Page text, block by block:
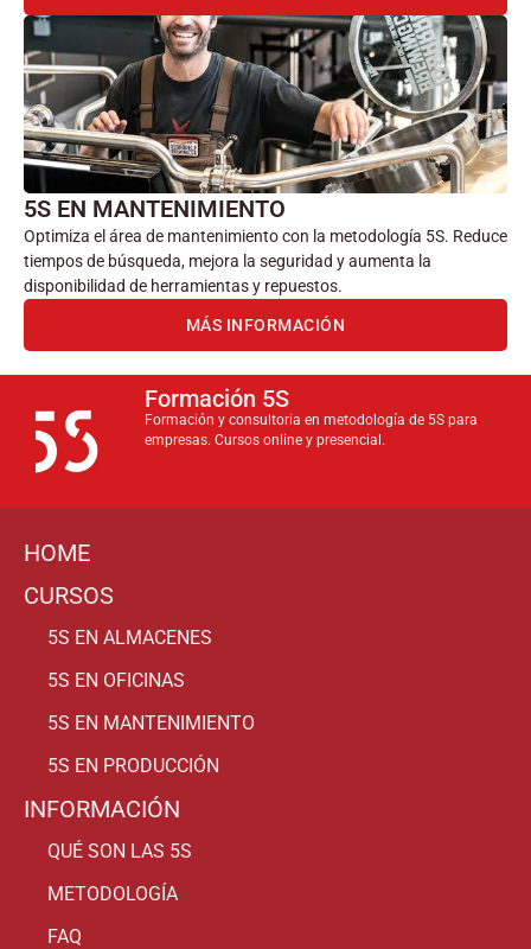
5S EN MANTENIMIENTO
Optimiza el área de mantenimiento con la metodología 5S. Reduce
tiempos de búsqueda, mejora la seguridad y aumenta la
disponibilidad de herramientas y repuestos.
MÁS INFORMACIÓN
Formación 5S
Formación y consultoria en metodología de 5S para
empresas. Cursos online y presencial.
HOME
CURSOS
5S EN ALMACENES
5S EN OFICINAS
5S EN MANTENIMIENTO
5S EN PRODUCCIÓN
INFORMACIÓN
QUÉ SON LAS 5S
METODOLOGÍA
FAQ